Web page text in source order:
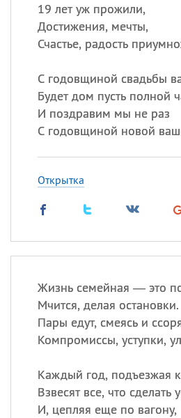
19 лет уж прожили,
Достижения, мечты,
Счастье, радость
С годовщиной свадьбы
Будет дом пусть полной
И поздравим мы не раз
С годовщиной новой
Открытка
Жизнь семейная — это
Мчится, делая остановки.
Пары едут, смеясь и
Компромиссы, уступки,
Каждый год, подъезжая
Взвесят все, что сделать
И, цепляя еще по вагону,